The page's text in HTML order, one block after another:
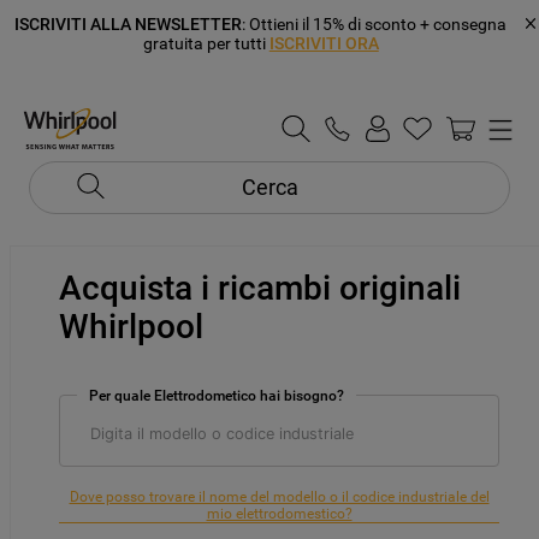
ISCRIVITI ALLA NEWSLETTER: Ottieni il 15% di sconto + consegna
gratuita per tutti ISCRIVITI ORA
Cerca
Acquista i ricambi originali
Whirlpool
Per quale Elettrodometico hai bisogno?
Dove posso trovare il nome del modello o il codice industriale del
mio elettrodomestico?